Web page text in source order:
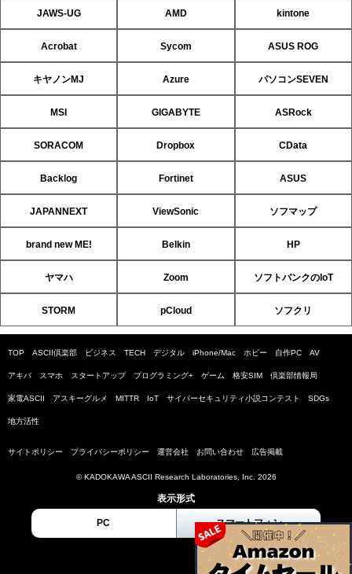
JAWS-UG AMD kintone
Acrobat Sycom ASUS ROG
キヤノンMJ Azure パソコンSEVEN
MSI GIGABYTE ASRock
SORACOM Dropbox CData
Backlog Fortinet ASUS
JAPANNEXT ViewSonic ソフマップ
brand new ME! Belkin HP
ヤマハ Zoom ソフトバンクのIoT
STORM pCloud ソフクリ
TOP ASCII倶楽部 ビジネス TECH デジタル iPhone/Mac ホビー 自作PC AV
アキバ スマホ スタートアップ プログラミング+ ゲーム 格安SIM 倶楽部情報局
家電ASCII アスキーグルメ MITTR IoT サイバーセキュリティ小説コンテスト SDGs
地方活性
サイトポリシー プライバシーポリシー 運営会社 お問い合わせ 広告掲載
© KADOKAWA ASCII Research Laboratories, Inc. 2026
表示形式
PC スマートフォン